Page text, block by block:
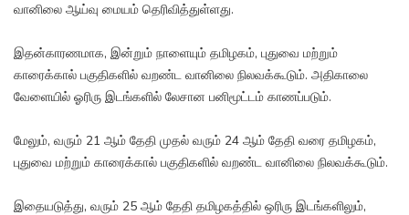
வானிலை ஆய்வு மையம் தெரிவித்துள்ளது.
இதன்காரணமாக, இன்றும் நாளையும் தமிழகம், புதுவை மற்றும்
காரைக்கால் பகுதிகளில் வறண்ட வானிலை நிலவக்கூடும். அதிகாலை
வேளையில் ஓரிரு இடங்களில் லேசான பனிமூட்டம் காணப்படும்.
மேலும், வரும் 21 ஆம் தேதி முதல் வரும் 24 ஆம் தேதி வரை தமிழகம்,
புதுவை மற்றும் காரைக்கால் பகுதிகளில் வறண்ட வானிலை நிலவக்கூடும்.
இதையடுத்து, வரும் 25 ஆம் தேதி தமிழகத்தில் ஒரிரு இடங்களிலும்,